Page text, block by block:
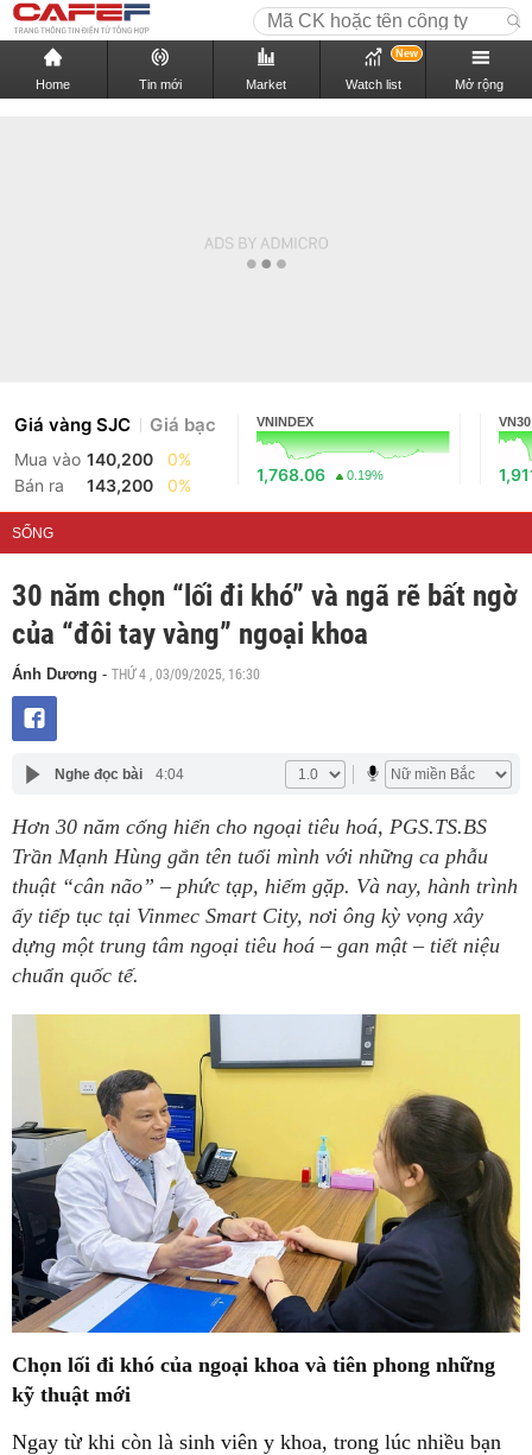
Home Tin mới Market Watch list
New
Mở rộng
Giá vàng SJC Giá bạc
Mua vào 140,200
0%
Bán ra
143,200 0%
VNINDEX
1,768.06 0.19%
VN30
SỐNG
30 năm chọn “lối đi khó” và ngã rẽ bất ngờ
của “đôi tay vàng” ngoại khoa
Ánh Dương - THỨ 4 , 03/09/2025, 16:30
Nghe đọc bài 4:04
Hơn 30 năm cống hiến cho ngoại tiêu hoá, PGS.TS.BS
Trần Mạnh Hùng gắn tên tuổi mình với những ca phẫu
thuật “cân não” – phức tạp, hiếm gặp. Và nay, hành trình
ấy tiếp tục tại Vinmec Smart City, nơi ông kỳ vọng xây
dựng một trung tâm ngoại tiêu hoá – gan mật – tiết niệu
chuẩn quốc tế.
Chọn lối đi khó của ngoại khoa và tiên phong những
kỹ thuật mới
Ngay từ khi còn là sinh viên y khoa, trong lúc nhiều bạn